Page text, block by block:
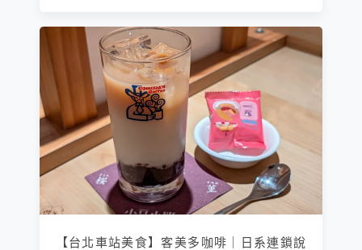
【台北車站美食】客美多咖啡｜日系連鎖說